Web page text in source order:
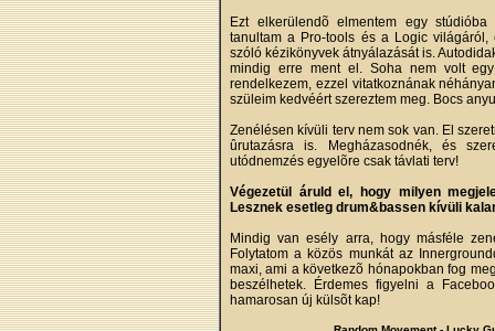
Ezt elkerülendõ elmentem egy
tanultam a Pro-tools és a Logic világáról,
szóló kézikönyvek átnyálazását is.
mindig erre ment el. Soha nem volt
rendelkezem, ezzel vitatkoznának
szüleim kedvéért szereztem meg. Bocs
Zenélésen kívüli terv nem sok van. El
ûrutazásra is. Megházasodnék, és
utódnemzés egyelõre csak távlati terv!
Végezetül áruld el, hogy milyen
Lesznek esetleg drum&bassen kívüli
Mindig van esély arra, hogy másféle
Folytatom a közös munkát az
maxi, ami a következõ hónapokban fog
beszélhetek. Érdemes figyelni a
hamarosan új külsõt kap!